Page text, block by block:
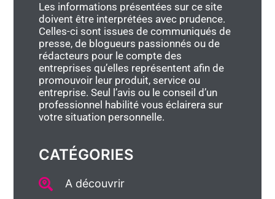
Les informations présentées sur ce site
doivent être interprétées avec prudence.
Celles-ci sont issues de communiqués de
presse, de blogueurs passionnés ou de
rédacteurs pour le compte des
entreprises qu’elles représentent afin de
promouvoir leur produit, service ou
entreprise. Seul l’avis ou le conseil d’un
professionnel habilité vous éclairera sur
votre situation personnelle.
CATÉGORIES
A découvrir